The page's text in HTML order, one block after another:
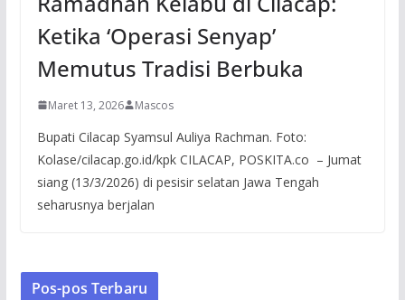
Ketika ‘Operasi Senyap’
Memutus Tradisi Berbuka
Maret 13, 2026 Mascos
Bupati Cilacap Syamsul Auliya Rachman. Foto:
Kolase/cilacap.go.id/kpk CILACAP, POSKITA.co – Jumat
siang (13/3/2026) di pesisir selatan Jawa Tengah
seharusnya berjalan
Pos-pos Terbaru